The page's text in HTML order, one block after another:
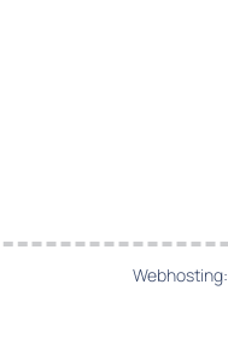
Webhosting: